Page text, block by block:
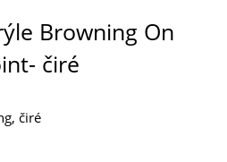
Browning On
čiré
čiré